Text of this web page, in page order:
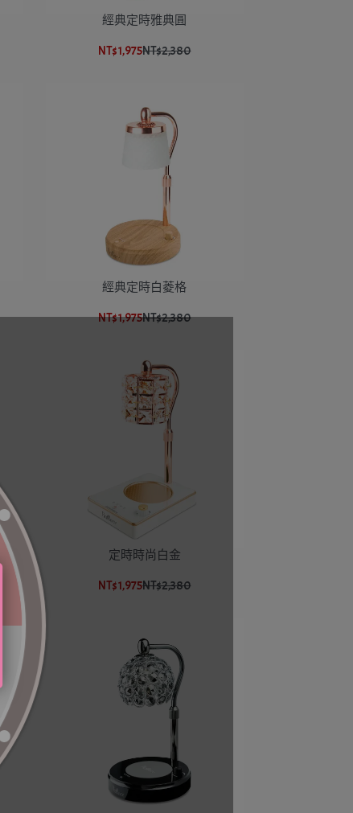
經典定時雅典圓
NT$1,975NT$2,380
經典定時白菱格
NT$1,975NT$2,380
定時時尚白金
NT$1,975NT$2,380